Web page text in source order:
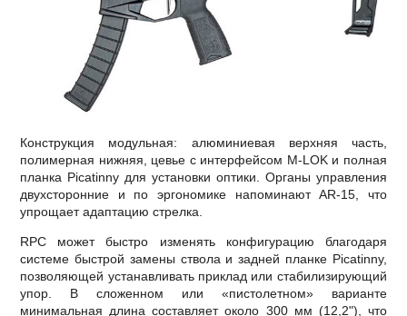
Конструкция модульная: алюминиевая верхняя часть,
полимерная нижняя, цевье с интерфейсом M-LOK и полная
планка Picatinny для установки оптики. Органы управления
двухсторонние и по эргономике напоминают AR-15, что
упрощает адаптацию стрелка.
RPC может быстро изменять конфигурацию благодаря
системе быстрой замены ствола и задней планке Picatinny,
позволяющей устанавливать приклад или стабилизирующий
упор. В сложенном или «пистолетном» варианте
минимальная длина составляет около 300 мм (12,2"), что